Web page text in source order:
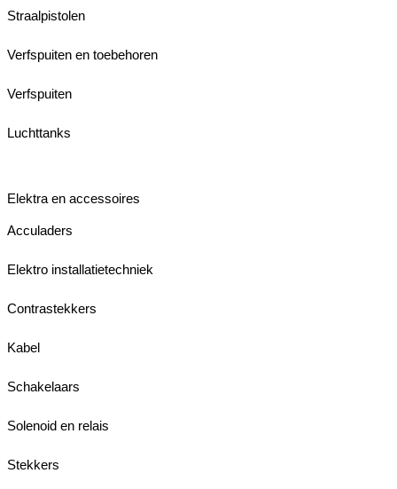
Straalpistolen
Verfspuiten en toebehoren
Verfspuiten
Luchttanks
Elektra en accessoires
Acculaders
Elektro installatietechniek
Contrastekkers
Kabel
Schakelaars
Solenoid en relais
Stekkers